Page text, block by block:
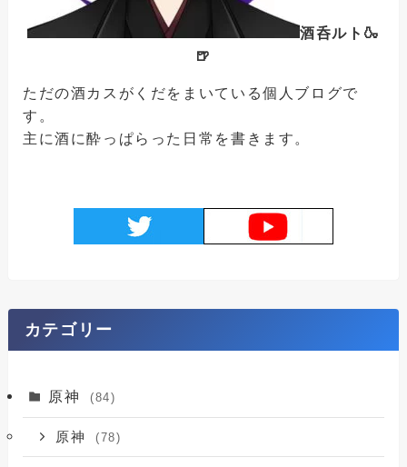
酒呑ルト🍶
🍺
ただの酒カスがくだをまいている個人ブログで
す。
主に酒に酔っぱらった日常を書きます。
カテゴリー
原神 (84)
原神 (78)